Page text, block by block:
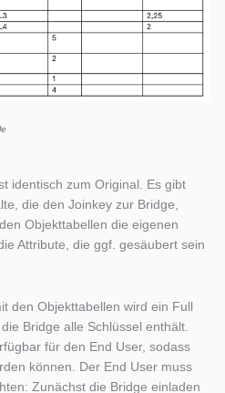
identisch zum Original. Es gibt
die den Joinkey zur Bridge,
Objekttabellen die eigenen
Attribute, die ggf. gesäubert sein
den Objekttabellen wird ein Full
Bridge alle Schlüssel enthält.
für den End User, sodass
können. Der End User muss
Zunächst die Bridge einladen